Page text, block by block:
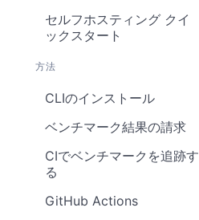
セルフホスティング クイ
ックスタート
方法
CLIのインストール
ベンチマーク結果の請求
CIでベンチマークを追跡す
る
GitHub Actions